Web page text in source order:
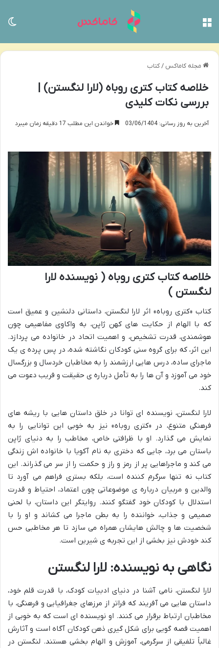
مجله کاماکس /کتاب
خلاصه کتاب کتری روباه (لارا لنگستن) |
بررسی نکات کلیدی
آخرین به روز رسانی: 03/06/1404 خواندن این مطلب 17 دقیقه زمان میبرد
خلاصه کتاب کتری روباه ( نویسنده لارا
لنگستن )
کتاب «کتری روباه» اثر لارا لنگستن، داستانی دلنشین و عمیق است
که با الهام از حکایت های کهن ژاپن، به واکاوی مفاهیمی چون
هوشمندی، قدرت تشخیص، و اهمیت اتحاد در خانواده می پردازد.
این اثر، که برای گروه سنی کودکان نگاشته شده، در پسِ پرده ی یک
ماجرای ساده، درس هایی ارزشمند را به مخاطبان خردسال و بزرگسال
خود می آموزد و آن ها را به تأمل درباره ی حقیقت و فریب دعوت می
کند.
لارا لنگستن، نویسنده ای توانا در خلق داستان هایی با ریشه های
فرهنگی متنوع، در «کتری روباه» نیز به خوبی این توانایی را به
نمایش می گذارد. او با ظرافتی خاص، مخاطب را به دنیای ژاپن
باستان می برد، جایی که دختری به نام آکویا با خانواده اش زندگی
می کند و ماجراهایی پر از رمز و راز و حکمت را از سر می گذراند. این
کتاب نه تنها سرگرم کننده است، بلکه بستری فراهم می آورد تا
والدین و مربیان درباره ی موضوعاتی چون اعتماد، احتیاط و قدرت
استدلال با کودکان خود گفتگو کنند. روایتگر این داستان، با لحنی
صمیمی و جذاب، خواننده را به بطن ماجرا می کشاند و او را با
شخصیت ها و چالش هایشان همراه می سازد تا هر مخاطبی حس
کند خودش نیز بخشی از این تجربه ی شیرین است.
نگاهی به نویسنده: لارا لنگستن
لارا لنگستن، نامی آشنا در دنیای ادبیات کودک، با قدرت قلم خود،
داستان هایی می آفریند که فراتر از مرزهای جغرافیایی و فرهنگی، با
مخاطبان ارتباط برقرار می کنند. او نویسنده ای است که به خوبی از
اهمیت قصه گویی برای شکل گیری ذهن کودکان آگاه است و آثارش
غالباً تلفیقی از سرگرمی، آموزش و الهام بخشی هستند. لنگستن در